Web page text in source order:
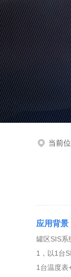
当前位
应用背景
罐区SIS系
1，以1台
1台温度表